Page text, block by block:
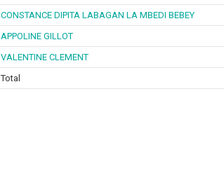
CONSTANCE DIPITA LABAGAN LA MBEDI BEBEY
APPOLINE GILLOT
VALENTINE CLEMENT
Total